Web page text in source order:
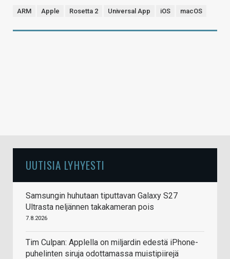
ARM Apple Rosetta 2 Universal App iOS macOS
UUTISIA LYHYESTI
Samsungin huhutaan tiputtavan Galaxy S27
Ultrasta neljännen takakameran pois
7.8.2026
Tim Culpan: Applella on miljardin edestä iPhone-
puhelinten siruja odottamassa muistipiirejä